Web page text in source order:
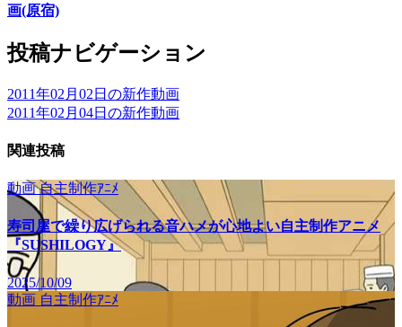
画(原宿)
投稿ナビゲーション
2011年02月02日の新作動画
2011年02月04日の新作動画
関連投稿
動画自主制作ｱﾆﾒ
寿司屋で繰り広げられる音ハメが心地よい自主制作アニメ
『SUSHILOGY』
2025/10/09
動画 自主制作ｱﾆﾒ